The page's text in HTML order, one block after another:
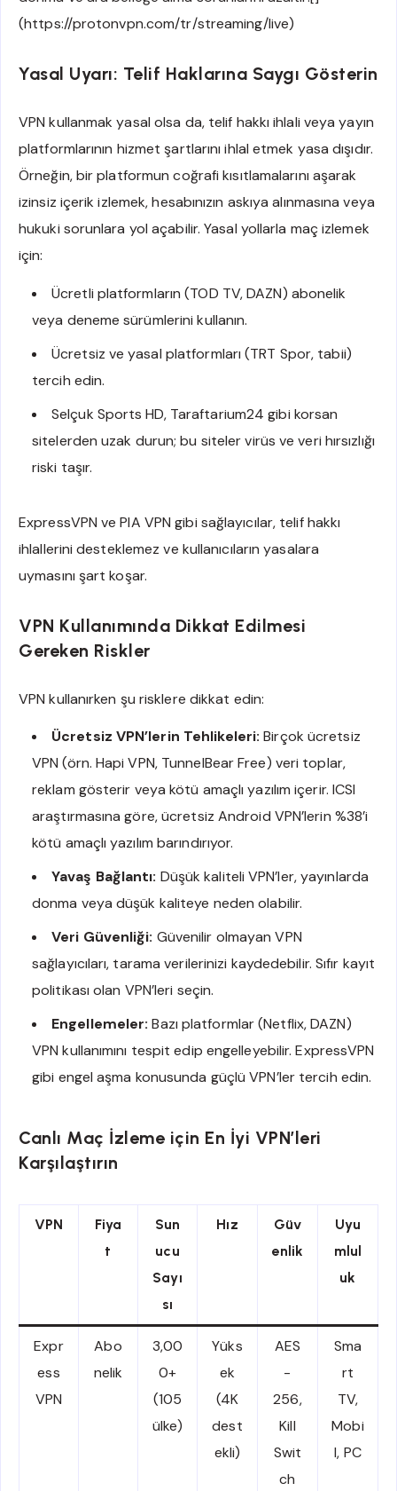
(https://protonvpn.com/tr/streaming/live)
Yasal Uyarı: Telif Haklarına Saygı Gösterin
VPN kullanmak yasal olsa da, telif hakkı ihlali veya yayın
platformlarının hizmet şartlarını ihlal etmek yasa dışıdır.
Örneğin, bir platformun coğrafi kısıtlamalarını aşarak
izinsiz içerik izlemek, hesabınızın askıya alınmasına veya
hukuki sorunlara yol açabilir. Yasal yollarla maç izlemek
için:
Ücretli platformların (TOD TV, DAZN) abonelik
veya deneme sürümlerini kullanın.
Ücretsiz ve yasal platformları (TRT Spor, tabii)
tercih edin.
Selçuk Sports HD, Taraftarium24 gibi korsan
sitelerden uzak durun; bu siteler virüs ve veri hırsızlığı
riski taşır.
ExpressVPN ve PIA VPN gibi sağlayıcılar, telif hakkı
ihlallerini desteklemez ve kullanıcıların yasalara
uymasını şart koşar.
VPN Kullanımında Dikkat Edilmesi
Gereken Riskler
VPN kullanırken şu risklere dikkat edin:
Ücretsiz VPN’lerin Tehlikeleri: Birçok ücretsiz
VPN (örn. Hapi VPN, TunnelBear Free) veri toplar,
reklam gösterir veya kötü amaçlı yazılım içerir. ICSI
araştırmasına göre, ücretsiz Android VPN’lerin %38’i
kötü amaçlı yazılım barındırıyor.
Yavaş Bağlantı: Düşük kaliteli VPN’ler, yayınlarda
donma veya düşük kaliteye neden olabilir.
Veri Güvenliği: Güvenilir olmayan VPN
sağlayıcıları, tarama verilerinizi kaydedebilir. Sıfır kayıt
politikası olan VPN’leri seçin.
Engellemeler: Bazı platformlar (Netflix, DAZN)
VPN kullanımını tespit edip engelleyebilir. ExpressVPN
gibi engel aşma konusunda güçlü VPN’ler tercih edin.
Canlı Maç İzleme için En İyi VPN’leri
Karşılaştırın
VPN
Fiya
t
Sun
ucu
Sayı
sı
Hız
Güv
enlik
Uyu
mlul
uk
Expr
ess
VPN
Abo
nelik
3,00
0+
(105
ülke)
Yüks
ek
(4K
dest
ekli)
AES
-
256,
Kill
Swit
ch
Sma
rt
TV,
Mobi
l, PC